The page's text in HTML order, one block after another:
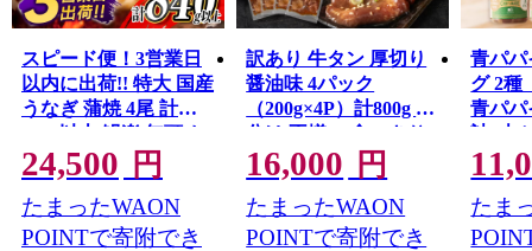
れています。
富んでいく町です。
スピード便！3営業日
以内に出荷!! 特大 国産
うなぎ 蒲焼 4尾 計
840g以上 鰻楽 無頭 お
すすめ 簡単調理 個包
装 鰻 贈答品 ギフト
【C388-840-3D】
24,500 円
たまったWAON
POINTで寄附でき
訳あり 牛タン 厚切り
醤油味 4パック
（200g×4P）計800g 小
分け 不揃い 食べきり
パック 冷凍［2026年2
月出荷開始］
【C461】
16,000 円
たまったWAON
POINTで寄附でき
青パパ
グ 2種
青パパ
計4本
たま